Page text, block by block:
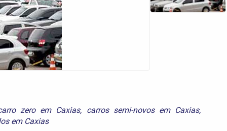
zero em Caxias, carros semi-novos em Caxias,
em Caxias